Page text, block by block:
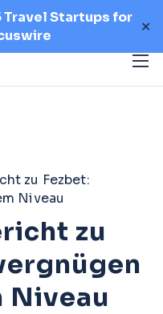
Travel Startups for
✕
zu Fezbet:
Niveau
zu
Niveau